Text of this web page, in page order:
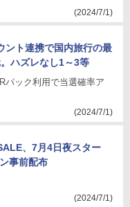
(2024/7/1)
ント連携で国内旅行の最
ハズレなし1～3等
パック利用で当選確率ア
(2024/7/1)
、7月4日夜スター
事前配布
(2024/7/1)